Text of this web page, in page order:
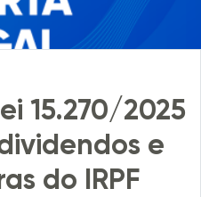
15.270/2025
e
do IRPF